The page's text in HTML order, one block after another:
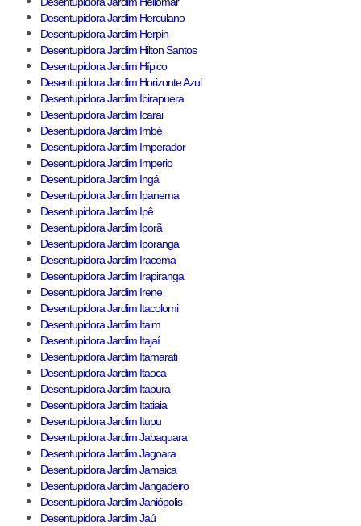
Desentupidora Jardim Herculano
Desentupidora Jardim Herpin
Desentupidora Jardim Hilton Santos
Desentupidora Jardim Hípico
Desentupidora Jardim Horizonte Azul
Desentupidora Jardim Ibirapuera
Desentupidora Jardim Icarai
Desentupidora Jardim Imbé
Desentupidora Jardim Imperador
Desentupidora Jardim Imperio
Desentupidora Jardim Ingá
Desentupidora Jardim Ipanema
Desentupidora Jardim Ipê
Desentupidora Jardim Iporã
Desentupidora Jardim Iporanga
Desentupidora Jardim Iracema
Desentupidora Jardim Irapiranga
Desentupidora Jardim Irene
Desentupidora Jardim Itacolomi
Desentupidora Jardim Itaim
Desentupidora Jardim Itajaí
Desentupidora Jardim Itamarati
Desentupidora Jardim Itaoca
Desentupidora Jardim Itapura
Desentupidora Jardim Itatiaia
Desentupidora Jardim Itupu
Desentupidora Jardim Jabaquara
Desentupidora Jardim Jagoara
Desentupidora Jardim Jamaica
Desentupidora Jardim Jangadeiro
Desentupidora Jardim Janiópolis
Desentupidora Jardim Jaú